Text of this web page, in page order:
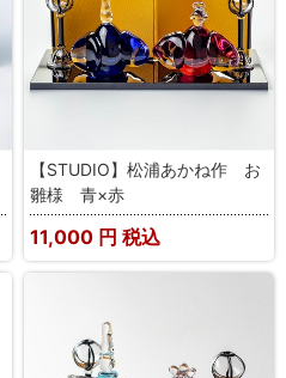
【STUDIO】松浦あかね作 お
雛様 青×赤
11,000 円 税込